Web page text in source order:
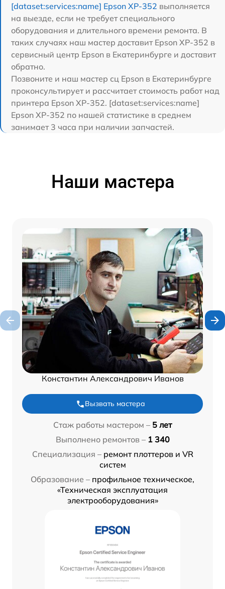
[dataset:services:name] Epson XP-352 выполняется
на выезде, если не требует специального
оборудования и длительного времени ремонта. В
таких случаях наш мастер доставит Epson XP-352 в
сервисный центр Epson в Екатеринбурге и доставит
обратно.
Позвоните и наш мастер сц Epson в Екатеринбурге
проконсультирует и рассчитает стоимость работ над
принтера Epson XP-352. [dataset:services:name]
Epson XP-352 по нашей статистике в среднем
занимает 3 часа при наличии запчастей.
Наши мастера
Константин Александрович Иванов
Вызвать мастера
Стаж работы мастером – 5 лет
Выполнено ремонтов – 1 340
Специализация – ремонт плоттеров и VR
систем
Образование – профильное техническое,
«Техническая эксплуатация
электрооборудования»